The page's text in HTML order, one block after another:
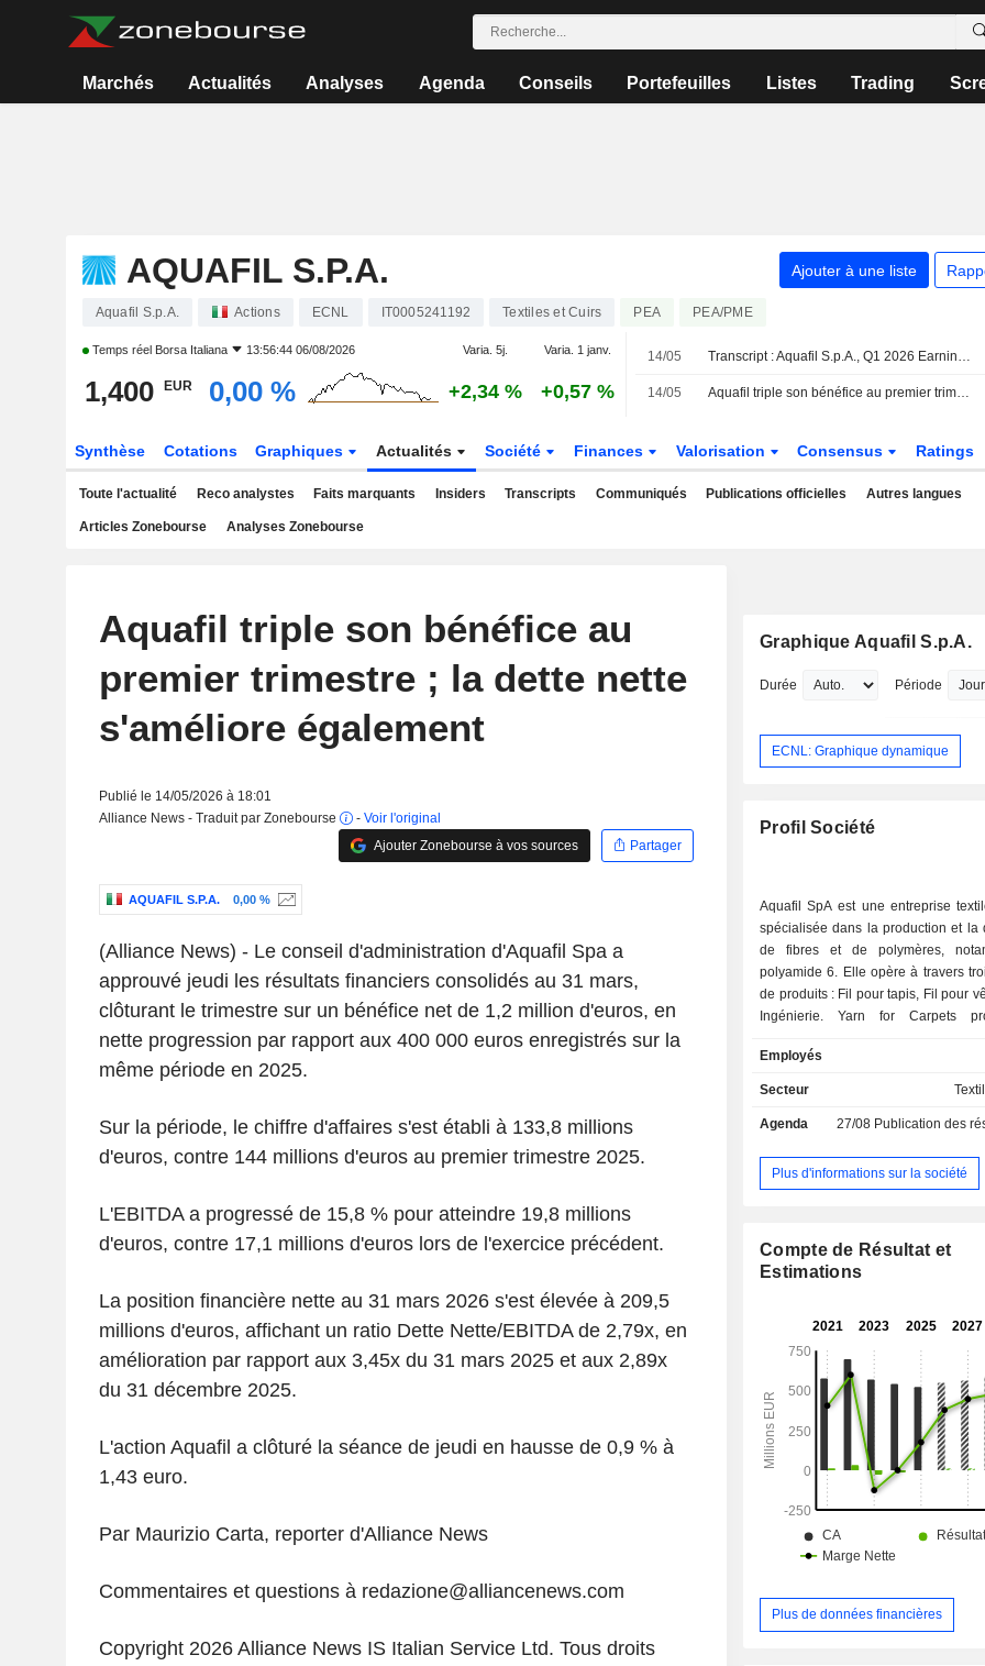
Marchés Actualités Analyses Agenda Conseils Portefeuilles Listes Trading
AQUAFIL S.P.A. Ajouter à une liste
Aquafil S.p.A. Actions ECNL IT0005241192 Textiles et Cuirs PEA PEA/PME
Temps réel Borsa Italiana 13:56:44 06/08/2026 Varia. 5j. Varia. 1 janv.
1,400 EUR 0,00 % +2,34 % +0,57 %
14/05 Transcript : Aquafil S.p.A., Q1 2026 Earnings Call, May 14, 2026
14/05 Aquafil triple son bénéfice au premier trimestre ; la dette nette s'améliore également
Synthèse Cotations Graphiques Actualités Société Finances Valorisation Consensus Ratings
Toute l'actualité Reco analystes Faits marquants Insiders Transcripts Communiqués Publications officielles Autres langues
Articles Zonebourse Analyses Zonebourse
Aquafil triple son bénéfice au
premier trimestre ; la dette nette
s'améliore également
Publié le 14/05/2026 à 18:01
Alliance News - Traduit par Zonebourse
- Voir l'original
Ajouter Zonebourse à vos sources
Partager
AQUAFIL S.P.A. 0,00 %
(Alliance News) - Le conseil d'administration d'Aquafil Spa a
approuvé jeudi les résultats financiers consolidés au 31 mars,
clôturant le trimestre sur un bénéfice net de 1,2 million d'euros, en
nette progression par rapport aux 400 000 euros enregistrés sur la
même période en 2025.
Sur la période, le chiffre d'affaires s'est établi à 133,8 millions
d'euros, contre 144 millions d'euros au premier trimestre 2025.
L'EBITDA a progressé de 15,8 % pour atteindre 19,8 millions
d'euros, contre 17,1 millions d'euros lors de l'exercice précédent.
La position financière nette au 31 mars 2026 s'est élevée à 209,5
millions d'euros, affichant un ratio Dette Nette/EBITDA de 2,79x, en
amélioration par rapport aux 3,45x du 31 mars 2025 et aux 2,89x
du 31 décembre 2025.
L'action Aquafil a clôturé la séance de jeudi en hausse de 0,9 % à
1,43 euro.
Par Maurizio Carta, reporter d'Alliance News
Commentaires et questions à redazione@alliancenews.com
Copyright 2026 Alliance News IS Italian Service Ltd. Tous droits
Graphique Aquafil S.p.A.
Durée Période
ECNL: Graphique dynamique
Profil Société
Aquafil SpA est une entreprise
spécialisée dans la production et la
de fibres et de polymères,
polyamide 6. Elle opère à travers
de produits : Fil pour tapis, Fil pour
Ingénierie. Yarn for Carpets
fournissent les fabricants de tapis
différents marchés, tels que
entre autres. Yarn for
produits aux fabricants de
maillots de bain et de vêtements
solutions liés au marché, en se
les installations industrielles
polymères et les installations de
groupe est présent dans huit
continents avec 17 usines
800 personnes en Italie, en
Croatie, en Allemagne, au
États-Unis, en Thaïlande et en Chine.
Employés
Secteur
Agenda 27/08 Publication des résultats
Plus d'informations sur la société
Compte de Résultat et
Estimations
Plus de données financières